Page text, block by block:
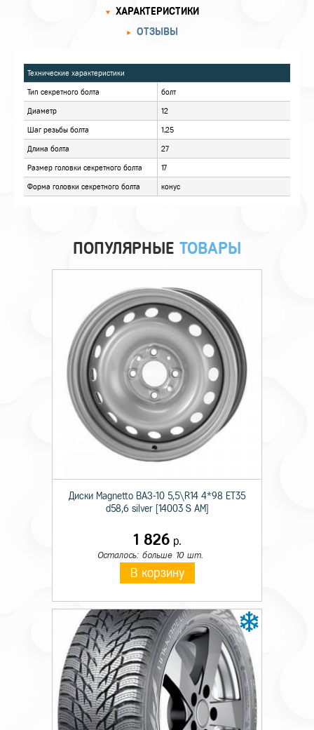
ХАРАКТЕРИСТИКИ
ОТЗЫВЫ
Технические характеристики
Тип секретного болта болт
Размер головки секретного болта 17
Форма головки секретного болта конус
ПОПУЛЯРНЫЕ ТОВАРЫ
Диски Magnetto ВАЗ-10 5,5\R14 4*98 ET35
d58,6 silver [14003 S AM]
1 826р.
Осталось: больше 10 шт.
В корзину